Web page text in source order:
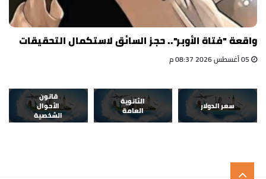
واقعة "فتاة الأوبر".. حجز السائق لاستكمال التحقيقات
سعر الدولار
الثانوية
العامة
قانون
الأحوال
الشخصية